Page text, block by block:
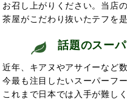
お召し上がりください。当店
茶屋がこだわり抜いたテフを
話題のスー
近年、キアヌやアサイーなど
今最も注目したいスーパーフ
これまで日本では入手が難し